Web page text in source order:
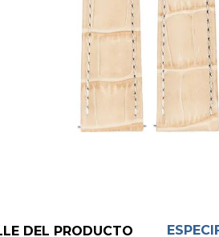
DEL PRODUCTO